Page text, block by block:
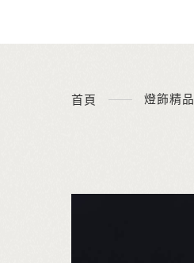
首頁 燈飾精品